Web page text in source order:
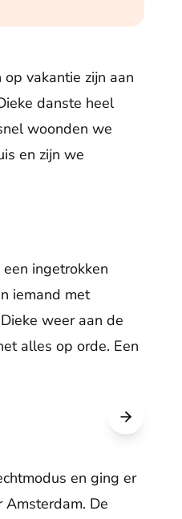
vakantie zijn aan
danste heel
woonden we
en zijn we
ingetrokken
iemand met
weer aan de
alles op orde. Een
en ging er
Amsterdam. De